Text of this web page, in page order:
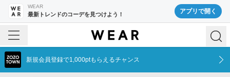
WEAR
最新トレンドのコーデを見つけよう！ アプリで開く
新規会員登録で1,000ptもらえるチャンス